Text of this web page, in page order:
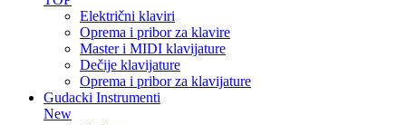
Električni klaviri
Oprema i pribor za klavire
Master i MIDI klavijature
Dečije klavijature
Oprema i pribor za klavijature
Gudacki Instrumenti
New